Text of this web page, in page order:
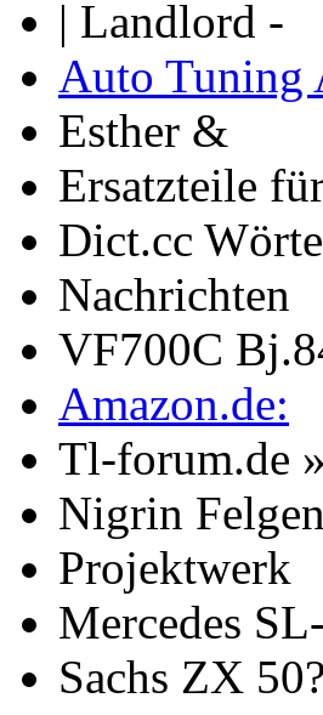
| Landlord -
Auto Tuning
Esther &
Ersatzteile
Dict.cc
Nachrichten
VF700C
Amazon.de:
Tl-forum.de
Nigrin
Projektwerk
Mercedes
Sachs ZX 50?